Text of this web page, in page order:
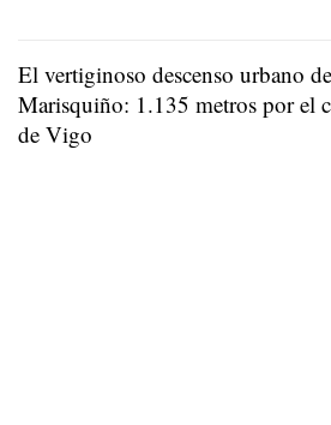
El vertiginoso descenso urbano
Marisquiño: 1.135 metros por el
de Vigo